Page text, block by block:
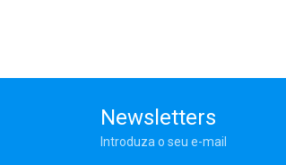
Newsletters
Introduza o seu e-mail